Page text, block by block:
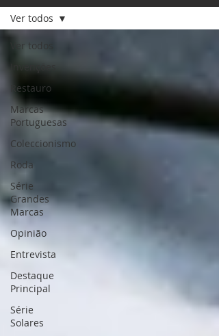
Ver todos
Invenções
Restauro
Marcas
Portuguesas
Coleccionismo
Roda
Série
Grandes
Marcas
Opinião
Entrevista
Destaque
Principal
Série
Solares
Ver todos